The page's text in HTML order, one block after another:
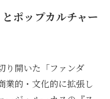
とポップカルチャー
り開いた「ファンダ
業的・文化的に拡張し